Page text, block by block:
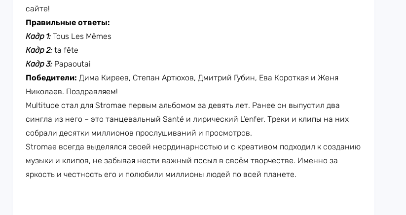
сайте!
Правильные ответы:
Кадр 1: Tous Les Mêmes
Кадр 2: ta fête
Кадр 3: Papaoutai
Победители: Дима Киреев, Степан Артюхов, Дмитрий Губин, Ева Короткая и Женя
Николаев. Поздравляем!
Multitude стал для Stromae первым альбомом за девять лет. Ранее он выпустил два
сингла из него – это танцевальный Santé и лирический L’enfer. Треки и клипы на них
собрали десятки миллионов прослушиваний и просмотров.
Stromae всегда выделялся своей неординарностью и с креативом подходил к созданию
музыки и клипов, не забывая нести важный посыл в своём творчестве. Именно за
яркость и честность его и полюбили миллионы людей по всей планете.